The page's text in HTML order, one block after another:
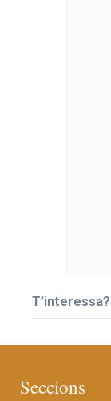
T’interessa?
Seccions